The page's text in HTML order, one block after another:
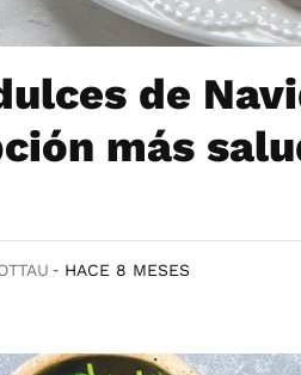
de
más
HACE 8 MESES